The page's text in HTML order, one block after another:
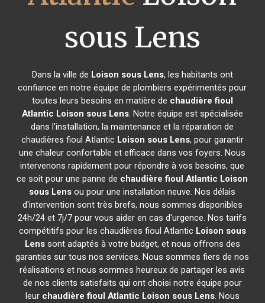
sous Lens
Dans la ville de Loison sous Lens, les habitants ont
confiance en notre équipe de plombiers expérimentés pour
toutes leurs besoins en matière de chaudière fioul
Atlantic Loison sous Lens. Notre équipe est spécialisée
dans l'installation, la maintenance et la réparation de
chaudières fioul Atlantic Loison sous Lens, pour garantir
une chaleur confortable et efficace dans vos foyers. Nous
intervenons rapidement pour répondre à vos besoins, que
ce soit pour une panne de chaudière fioul Atlantic Loison
sous Lens ou pour une installation neuve. Nos délais
d'intervention sont très brefs, nous sommes disponibles
24h/24 et 7j/7 pour vous aider en cas d'urgence. Nos tarifs
compétitifs pour les chaudières fioul Atlantic Loison sous
Lenssont adaptés à votre budget, et nous offrons des
garanties sur tous nos services. Nous sommes fiers de nos
réalisations et nous sommes heureux de partager les avis
de nos clients satisfaits qui ont choisi notre équipe pour
leur chaudière fioul Atlantic Loison sous Lens. Nous